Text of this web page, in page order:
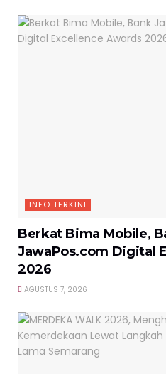
INFO TERKINI
Berkat Bima Mobile,
JawaPos.com Digital
2026
AGUSTUS 7, 2026